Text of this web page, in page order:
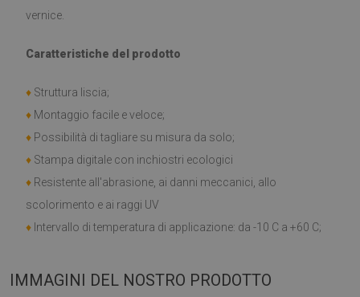
vernice.
Caratteristiche del prodotto
♦ Struttura liscia;
♦ Montaggio facile e veloce;
♦ Possibilità di tagliare su misura da solo;
♦ Stampa digitale con inchiostri ecologici
♦ Resistente all'abrasione, ai danni meccanici, allo
scolorimento e ai raggi UV
♦ Intervallo di temperatura di applicazione: da -10 C a +60 C;
IMMAGINI DEL NOSTRO PRODOTTO